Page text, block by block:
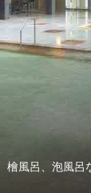
檜風呂、泡風呂